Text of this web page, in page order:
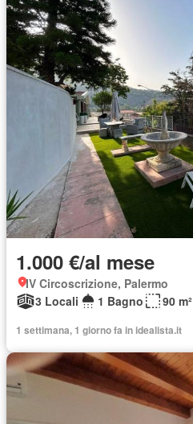
1.000 €/al mese
IV Circoscrizione, Palermo
3 Locali
1 Bagno 90 m²
1 settimana, 1 giorno fa in idealista.it